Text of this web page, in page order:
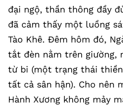
đại ngộ, thần thông đầy
đã cảm thấy một luồng
Tào Khê. Đêm hôm đó,
tắt đèn nằm trên giường,
từ bi (một trạng thái
tất cả sân hận). Cho nên
Hành Xương không mảy